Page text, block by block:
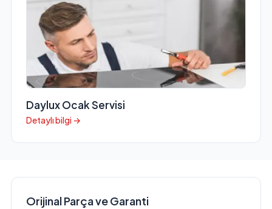
Daylux Ocak Servisi
Detaylı bilgi →
Orijinal Parça ve Garanti